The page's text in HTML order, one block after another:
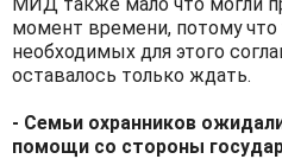
момент времени, потому что
необходимых для этого
оставалось только ждать.
- Семьи охранников
помощи со стороны